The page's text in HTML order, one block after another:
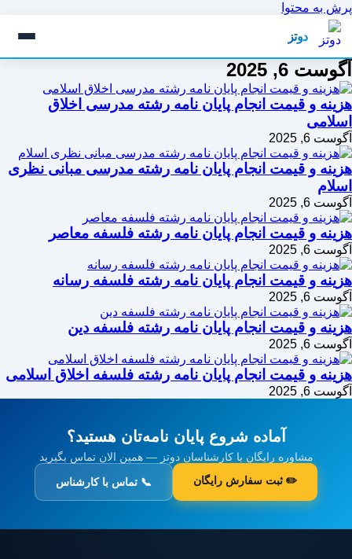
پرش به محتوا
دوتز
آگوست 6, 2025
هزینه و قیمت انجام پایان نامه رشته مدرسی اخلاق
اسلامی
آگوست 6, 2025
هزینه و قیمت انجام پایان نامه رشته مدرسی مبانی نظری
اسلام
آگوست 6, 2025
هزینه و قیمت انجام پایان نامه رشته فلسفه معاصر
آگوست 6, 2025
هزینه و قیمت انجام پایان نامه رشته فلسفه رسانه
آگوست 6, 2025
هزینه و قیمت انجام پایان نامه رشته فلسفه دین
آگوست 6, 2025
هزینه و قیمت انجام پایان نامه رشته فلسفه اخلاق اسلامی
آگوست 6, 2025
آماده شروع پایان نامه‌تان هستید؟
مشاوره رایگان با کارشناسان دوتز — همین الان تماس بگیرید
✏️ ثبت سفارش رایگان 📞 تماس با کارشناس